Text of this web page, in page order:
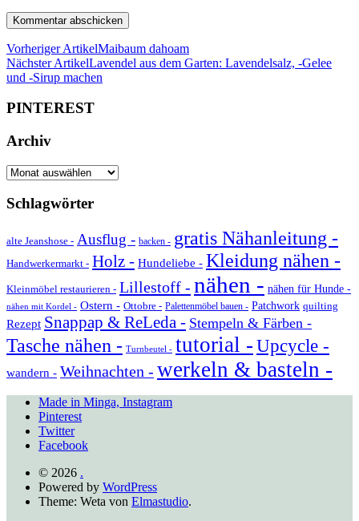
Vorheriger ArtikelMaibaum dahoam
Nächster ArtikelLavendel aus dem Garten: Lavendelsalz, -Gelee
und -Sirup machen
PINTEREST
Archiv
Archiv
Schlagwörter
alte Jeanshose - Ausflug - backen - gratis Nähanleitung -
Handwerkermarkt - Holz - Hundeliebe - Kleidung nähen -
Kleinmöbel restaurieren - Lillestoff - nähen - nähen für Hunde -
nähen mit Kordel - Ostern - Ottobre - Palettenmöbel bauen - Patchwork quilting
Rezept Snappap & ReLeda - Stempeln & Färben -
Tasche nähen - Turnbeutel - tutorial -Upcycle -
wandern - Weihnachten - werkeln & basteln -
Made in Minga, Instagram
Pinterest
Twitter
Facebook
© 2026 .
Powered by WordPress
Theme: Weta von Elmastudio.